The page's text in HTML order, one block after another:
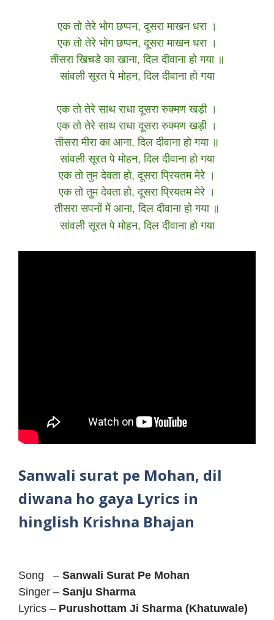
एक तो तेरे भोग छप्पन, दूसरा माखन धरा ।
एक तो तेरे भोग छप्पन, दूसरा माखन धरा ।
तीसरा खिचडे का खाना, दिल दीवाना हो गया ॥
सांवली सूरत पे मोहन, दिल दीवाना हो गया
एक तो तेरे साथ राधा दूसरा रुक्मण खड़ी ।
एक तो तेरे साथ राधा दूसरा रुक्मण खड़ी ।
तीसरा मीरा का आना, दिल दीवाना हो गया ॥
सांवली सूरत पे मोहन, दिल दीवाना हो गया
एक तो तुम देवता हो, दूसरा प्रियतम मेरे ।
एक तो तुम देवता हो, दूसरा प्रियतम मेरे ।
तीसरा सपनों में आना, दिल दीवाना हो गया ॥
सांवली सूरत पे मोहन, दिल दीवाना हो गया
Sanwali surat pe Mohan, dil
diwana ho gaya Lyrics in
hinglish Krishna Bhajan
Song – Sanwali Surat Pe Mohan
Singer – Sanju Sharma
Lyrics – Purushottam Ji Sharma (Khatuwale)